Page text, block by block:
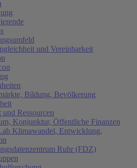
und Vereinbarkeit
Bildung, Bevölkerung
Ressourcen
Konjunktur, Öffentliche Finanzen
Klimawandel, Entwicklung,
Ruhr (FDZ)